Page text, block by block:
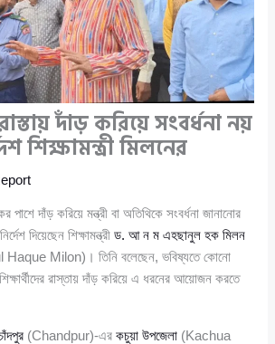
দাঁড় করিয়ে সংবর্ধনা নয়
শিক্ষামন্ত্রী মিলনের
পাশে দাঁড় করিয়ে মন্ত্রী বা অতিথিকে সংবর্ধনা জানানোর
দিয়েছেন শিক্ষামন্ত্রীড. আ ন ম এহছানুল হক মিলন
Milon)। তিনি বলেছেন, ভবিষ্যতে কোনো
শিক্ষার্থীদের রাস্তায় দাঁড় করিয়ে এ ধরনের আয়োজন করতে
(Chandpur)-এরকচুয়া উপজেলা (Kachua